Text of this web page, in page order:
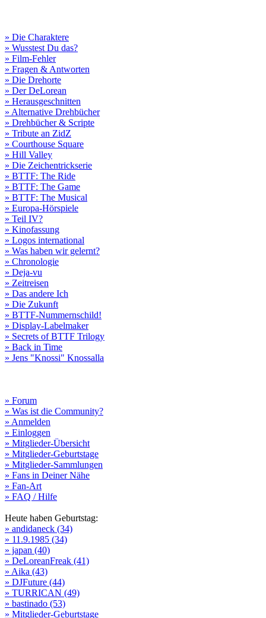
» Die Charaktere
» Wusstest Du das?
» Film-Fehler
» Fragen & Antworten
» Die Drehorte
» Der DeLorean
» Herausgeschnitten
» Alternative Drehbücher
» Drehbücher & Scripte
» Tribute an ZidZ
» Courthouse Square
» Hill Valley
» Die Zeichentrickserie
» BTTF: The Ride
» BTTF: The Game
» BTTF: The Musical
» Europa-Hörspiele
» Teil IV?
» Kinofassung
» Logos international
» Was haben wir gelernt?
» Chronologie
» Deja-vu
» Zeitreisen
» Das andere Ich
» Die Zukunft
» BTTF-Nummernschild!
» Display-Labelmaker
» Secrets of BTTF Trilogy
» Back in Time
» Jens "Knossi" Knossalla
» Forum
» Was ist die Community?
» Anmelden
» Einloggen
» Mitglieder-Übersicht
» Mitglieder-Geburtstage
» Mitglieder-Sammlungen
» Fans in Deiner Nähe
» Fan-Art
» FAQ / Hilfe
Heute haben Geburtstag:
» andidaneck (34)
» 11.9.1985 (34)
» japan (40)
» DeLoreanFreak (41)
» Aika (43)
» DJFuture (44)
» TURRICAN (49)
» bastinado (53)
» Mitglieder-Geburtstage